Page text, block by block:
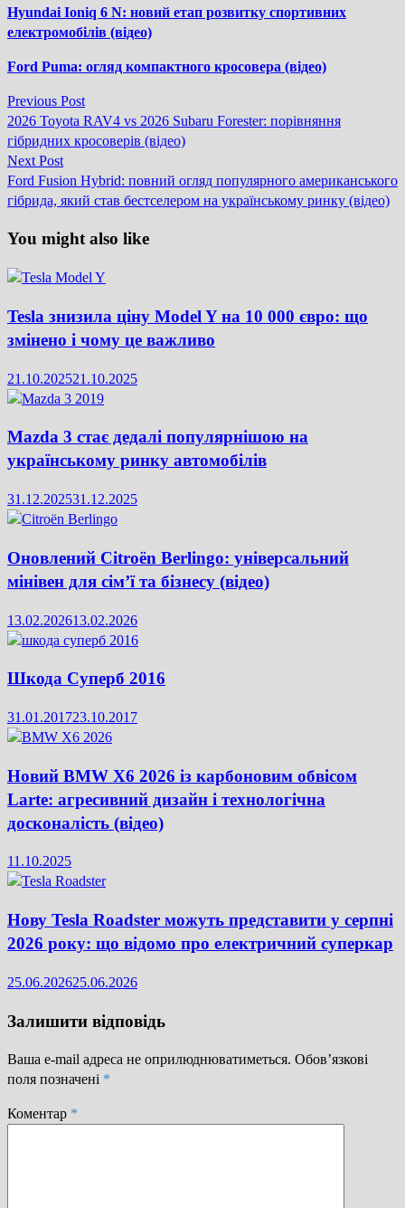
Hyundai Ioniq 6 N: новий етап розвитку спортивних
електромобілів (відео)
Ford Puma: огляд компактного кросовера (відео)
Навігація
записів
Previous PostPrevious
post:
2026 Toyota RAV4 vs 2026 Subaru Forester: порівняння
гібридних кросоверів (відео)
Next PostNext
post:
Ford Fusion Hybrid: повний огляд популярного американського
гібрида, який став бестселером на українському ринку (відео)
You might also like
Tesla знизила ціну Model Y на 10 000 євро: що
змінено і чому це важливо
21.10.202521.10.2025
Mazda 3 стає дедалі популярнішою на
українському ринку автомобілів
31.12.202531.12.2025
Оновлений Citroën Berlingo: універсальний
мінівен для сім’ї та бізнесу (відео)
13.02.202613.02.2026
Шкода Суперб 2016
31.01.201723.10.2017
Новий BMW X6 2026 із карбоновим обвісом
Larte: агресивний дизайн і технологічна
досконалість (відео)
11.10.2025
Нову Tesla Roadster можуть представити у серпні
2026 року: що відомо про електричний суперкар
25.06.202625.06.2026
Залишити відповідь
Ваша e-mail адреса не оприлюднюватиметься. Обов’язкові
поля позначені *
Коментар *